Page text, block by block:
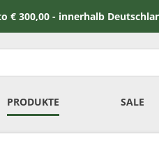
- innerhalb
PRODUKTE SALE